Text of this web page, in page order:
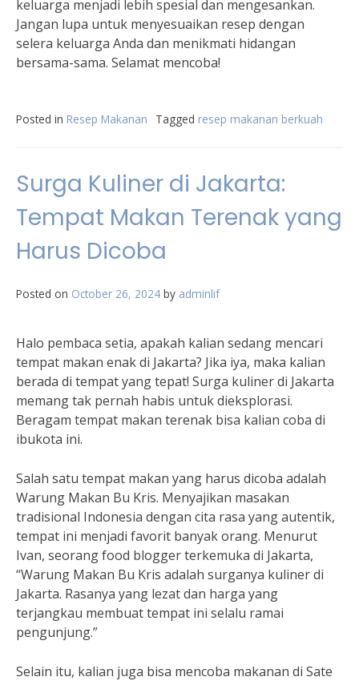
keluarga menjadi lebih spesial dan mengesankan.
Jangan lupa untuk menyesuaikan resep dengan
selera keluarga Anda dan menikmati hidangan
bersama-sama. Selamat mencoba!
Posted in Resep Makanan Tagged resep makanan berkuah
Surga Kuliner di Jakarta:
Tempat Makan Terenak yang
Harus Dicoba
Posted on October 26, 2024 by adminlif
Halo pembaca setia, apakah kalian sedang mencari
tempat makan enak di Jakarta? Jika iya, maka kalian
berada di tempat yang tepat! Surga kuliner di Jakarta
memang tak pernah habis untuk dieksplorasi.
Beragam tempat makan terenak bisa kalian coba di
ibukota ini.
Salah satu tempat makan yang harus dicoba adalah
Warung Makan Bu Kris. Menyajikan masakan
tradisional Indonesia dengan cita rasa yang autentik,
tempat ini menjadi favorit banyak orang. Menurut
Ivan, seorang food blogger terkemuka di Jakarta,
“Warung Makan Bu Kris adalah surganya kuliner di
Jakarta. Rasanya yang lezat dan harga yang
terjangkau membuat tempat ini selalu ramai
pengunjung.”
Selain itu, kalian juga bisa mencoba makanan di Sate